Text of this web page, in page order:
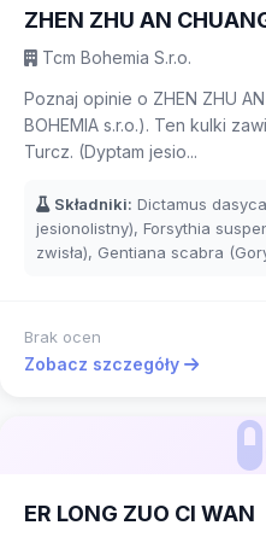
ZHEN ZHU AN
Tcm Bohemia S.r.o.
Poznaj opinie o ZHEN ZHU
BOHEMIA s.r.o.). Ten kulki
Turcz. (Dyptam jesio...
Składniki: Dictamus
jesionolistny), Forsythia
zwisła), Gentiana scabra
Brak ocen
Zobacz szczegóły
ER LONG ZUO CI WAN